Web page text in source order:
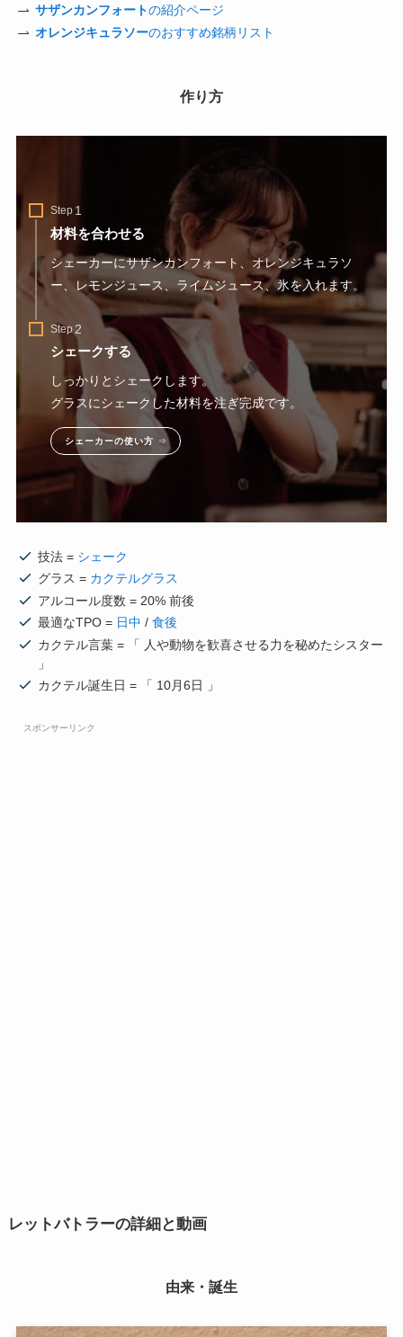
サザンカンフォートの紹介ページ
オレンジキュラソーのおすすめ銘柄リスト
作り方
Step
材料を合わせる
シェーカーにサザンカンフォート、オレンジキュラソ
ー、レモンジュース、ライムジュース、氷を入れます。
Step
シェークする
しっかりとシェークします。
グラスにシェークした材料を注ぎ完成です。
シェーカーの使い方 ⇒
技法 = シェーク
グラス = カクテルグラス
アルコール度数 = 20% 前後
最適なTPO = 日中 /食後
カクテル言葉 = 「 人や動物を歓喜させる力を秘めたシスター
」
カクテル誕生日 = 「 10月6日 」
スポンサーリンク
レットバトラーの詳細と動画
由来・誕生